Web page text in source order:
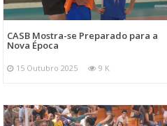
CASB Mostra-se Preparado para a
Nova Época
15 Outubro 2025 9 K